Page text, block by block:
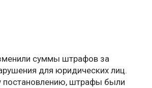
суммы штрафов за
для юридических лиц.
постановлению, штрафы были